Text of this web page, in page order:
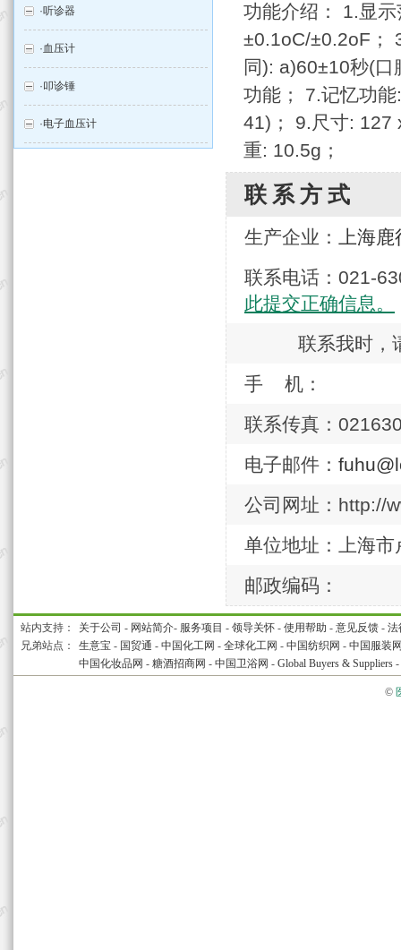
功能介绍： 1.显
±0.1oC/±0.2oF；
同): a)60±10秒(
功能； 7.记忆功
41)； 9.尺寸: 127
重: 10.5g；
联系方式
生产企业： 上海鹿
联系电话：
此提交正确信息。
联系我时，
手 机：
联系传真：
电子邮件：
公司网址：http://
单位地址：上海
邮政编码：
·听诊器
·血压计
·叩诊锤
·电子血压计
站内支持： 关于公司 - 网站简介- 服务项目 - 领导关怀 - 使用帮助 - 意见反馈 - 法
兄弟站点：
生意宝 - 国贸通 - 中国化工网 - 全球化工网 - 中国纺织网 - 中国服装
中国化妆品网 - 糖酒招商网 - 中国卫浴网 - Global Buyers & Suppliers -
©